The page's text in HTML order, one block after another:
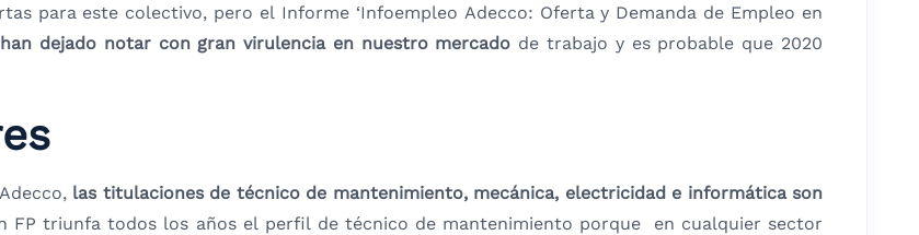
para este colectivo, pero el Informe ‘Infoempleo Adecco: Oferta y Demanda de Empleo en
dejado notar con gran virulencia en nuestro mercado de trabajo y es probable que 2020
las titulaciones de técnico de mantenimiento, mecánica, electricidad e informática son
FP triunfa todos los años el perfil de técnico de mantenimiento porque en cualquier sector